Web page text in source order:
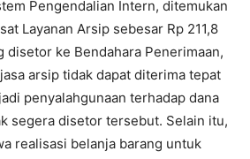
Pengendalian Intern, ditemukan
Layanan Arsip sebesar Rp 211,8
disetor ke Bendahara Penerimaan,
arsip tidak dapat diterima tepat
penyalahgunaan terhadap dana
segera disetor tersebut. Selain itu,
realisasi belanja barang untuk